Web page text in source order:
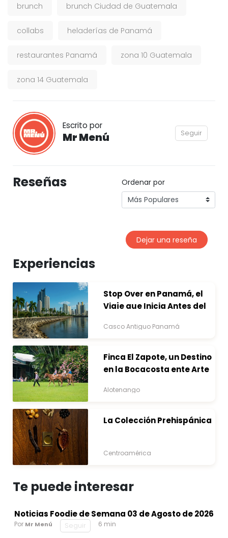
brunch brunch Ciudad de Guatemala
collabs heladerías de Panamá
restaurantes Panamá zona 10 Guatemala
zona 14 Guatemala
Escrito por
Mr Menú Seguir
Reseñas Ordenar por
Dejar una reseña
Experiencias
Stop Over en Panamá, el
Viaje que Inicia Antes del
Casco Antiguo Panamá
Finca El Zapote, un Destino
en la Bocacosta ente Arte
Alotenango
La Colección Prehispánica
Centroamérica
Te puede interesar
Noticias Foodie de Semana 03 de Agosto de 2026
Por Mr Menú Seguir 6 min